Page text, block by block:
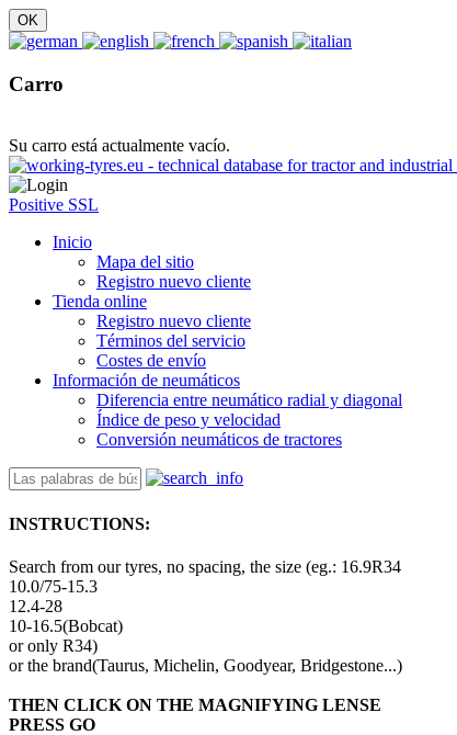
Carro
Su carro está actualmente vacío.
Positive SSL
Inicio
Mapa del sitio
Registro nuevo cliente
Tienda online
Registro nuevo cliente
Términos del servicio
Costes de envío
Información de neumáticos
Diferencia entre neumático radial y diagonal
Índice de peso y velocidad
Conversión neumáticos de tractores
INSTRUCTIONS:
Search from our tyres, no spacing, the size (eg.: 16.9R34
10.0/75-15.3
12.4-28
10-16.5(Bobcat)
or only R34)
or the brand(Taurus, Michelin, Goodyear, Bridgestone...)
THEN CLICK ON THE MAGNIFYING LENSE
PRESS GO